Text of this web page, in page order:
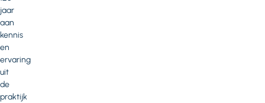
jaar
aan
kennis
en
ervaring
uit
de
praktijk